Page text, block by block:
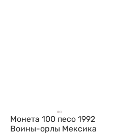
Монета 100 песо 1992
Воины-орлы Мексика